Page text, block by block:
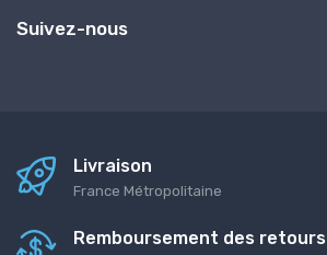
Suivez-nous
Livraison
France Métropolitaine
Remboursement des retours